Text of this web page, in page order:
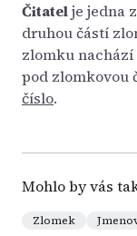
Čitatelje jedna
druhou částí
zlomku
pod zlomkovou
číslo.
Mohlo by vás
Zlomek